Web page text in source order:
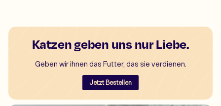
Katzen geben uns nur Liebe.
Geben wir ihnen das Futter, das sie verdienen.
Jetzt Bestellen